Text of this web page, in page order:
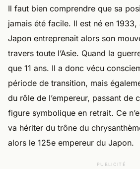
Il faut bien comprendre que sa
jamais été facile. Il est né en
Japon entreprenait alors son
travers toute l’Asie. Quand la
que 11 ans. Il a donc vécu
période de transition, mais
du rôle de l’empereur, passant de
figure symbolique en retrait. Ce
va hériter du trône du
alors le 125e empereur du Japon.
PUBLICITÉ